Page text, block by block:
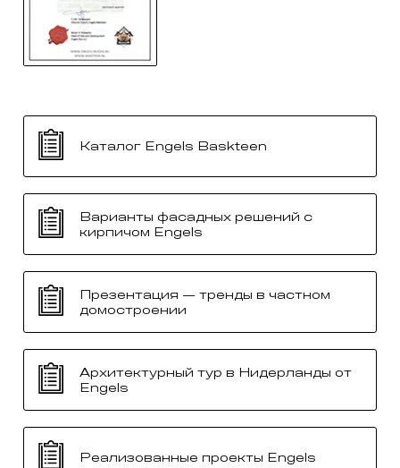
Каталог Engels Baskteen
Варианты фасадных решений с
кирпичом Engels
Презентация — тренды в частном
домостроении
Архитектурный тур в Нидерланды от
Engels
Реализованные проекты Engels